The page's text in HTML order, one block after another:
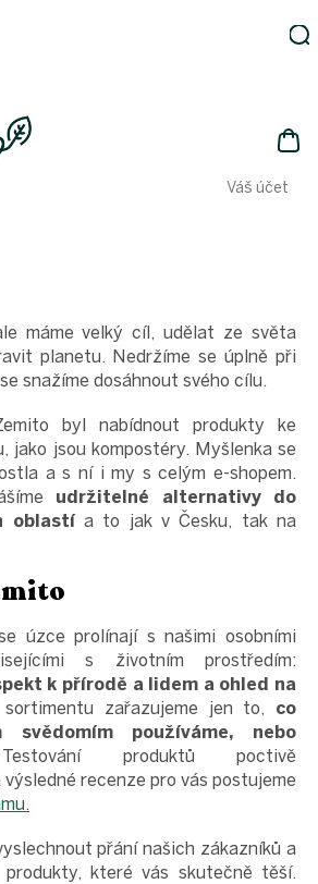
Váš účet
máme velký cíl, udělat ze světa
planetu. Nedržíme se úplně při
snažíme dosáhnout svého cílu.
byl nabídnout produkty ke
jako jsou kompostéry. Myšlenka se
a s ní i my s celým e-shopem.
udržitelné alternativy do
oblastía to jak v Česku, tak na
úzce prolínají s našimi osobními
s životním prostředím:
k přírodě a lidem a ohled na
zařazujeme jen to, co
používáme, nebo
produktů poctivě
výsledné recenze pro vás postujeme
přání našich zákazníků a
které vás skutečně těší.